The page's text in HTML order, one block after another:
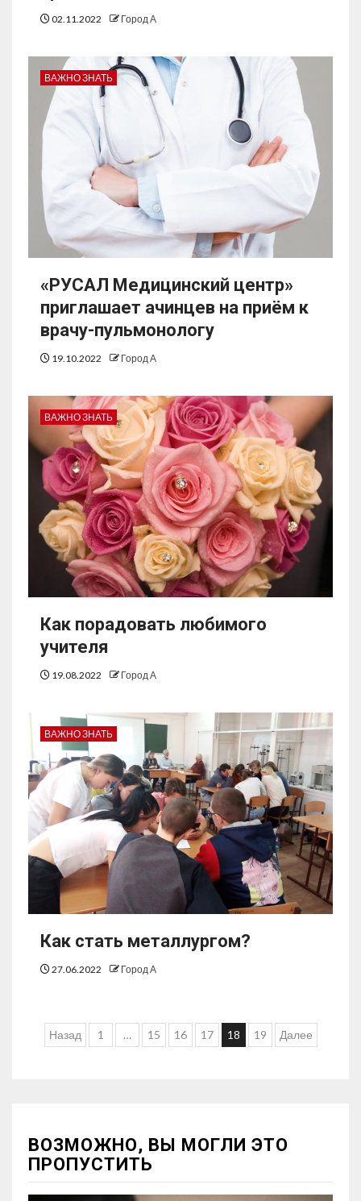
02.11.2022 Город А
ВАЖНО ЗНАТЬ
«РУСАЛ Медицинский центр»
приглашает ачинцев на приём к
врачу-пульмонологу
19.10.2022 Город А
ВАЖНО ЗНАТЬ
Как порадовать любимого
учителя
19.08.2022 Город А
ВАЖНО ЗНАТЬ
Как стать металлургом?
27.06.2022 Город А
Назад 1 … 15 16 17 18 19 Далее
ВОЗМОЖНО, ВЫ МОГЛИ ЭТО
ПРОПУСТИТЬ